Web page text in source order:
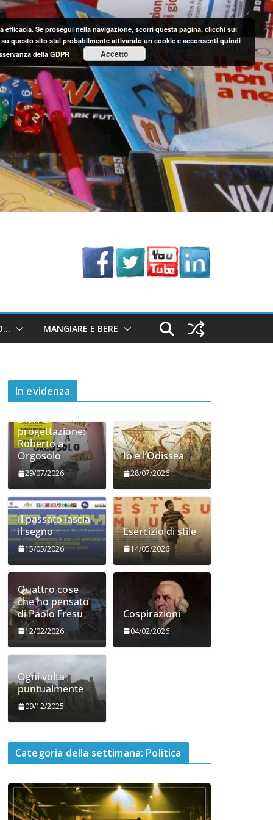
MANGIARE E BERE
In evidenza
Diari di
progettazione:
Roberto a
Orgosolo
29/07/2026
Io e l’Odissea
28/07/2026
Il passato lascia
il segno
15/05/2026
Esercizio di stile
14/05/2026
Quattro cose
che ho pensato
di Paolo Fresu
12/02/2026
Cospirazioni
04/02/2026
Ogni volta
puntualmente
09/12/2025
Categoria della settimana: Politica
Se prosegui nella navigazione, scorri questa pagina, clicchi sui
questo sito stai probabilmente attivando un cookie e acconsenti quindi
della GDPR Accetto